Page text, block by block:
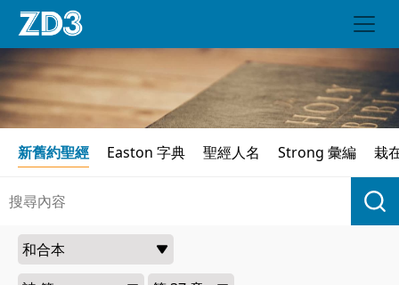
新舊約聖經 Easton 字典 聖經人名 Strong 彙編 栽